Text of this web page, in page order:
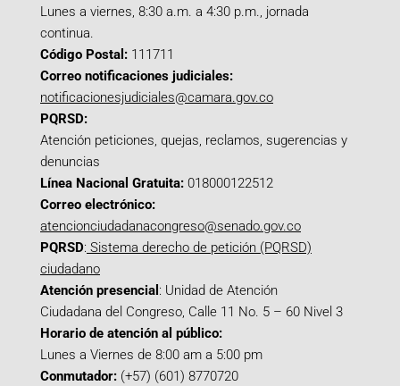
Lunes a viernes, 8:30 a.m. a 4:30 p.m., jornada
continua.
Código Postal: 111711
Correo notificaciones judiciales:
notificacionesjudiciales@camara.gov.co
PQRSD:
Atención peticiones, quejas, reclamos, sugerencias y
denuncias
Línea Nacional Gratuita: 018000122512
Correo electrónico:
atencionciudadanacongreso@senado.gov.co
PQRSD: Sistema derecho de petición (PQRSD)
ciudadano
Atención presencial : Unidad de Atención
Ciudadana del Congreso, Calle 11 No. 5 – 60 Nivel 3
Horario de atención al público:
Lunes a Viernes de 8:00 am a 5:00 pm
Conmutador: (+57) (601) 8770720